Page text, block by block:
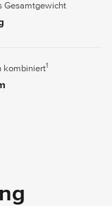
Gesamtgewicht
kombiniert1